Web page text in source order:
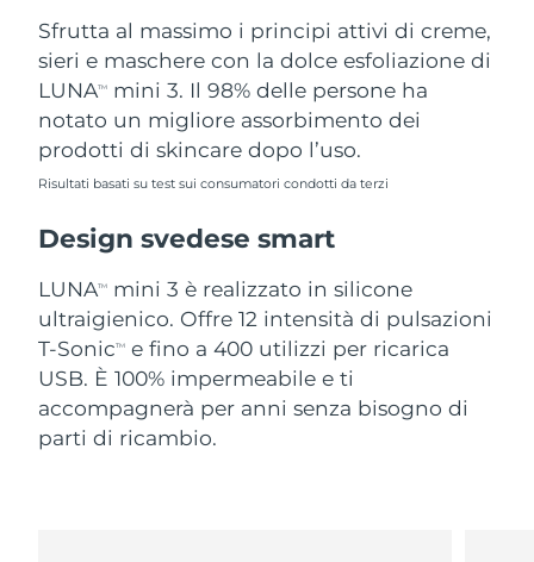
Sfrutta al massimo i principi attivi di creme,
sieri e maschere con la dolce esfoliazione di
LUNATM
mini 3. Il 98% delle persone ha
notato un migliore assorbimento dei
prodotti di skincare dopo l’uso.
Risultati basati su test sui consumatori condotti da terzi
Design svedese smart
LUNATM
mini 3 è realizzato in silicone
ultraigienico. Offre 12 intensità di pulsazioni
T-SonicTM
e fino a 400 utilizzi per ricarica
USB. È 100% impermeabile e ti
accompagnerà per anni senza bisogno di
parti di ricambio.